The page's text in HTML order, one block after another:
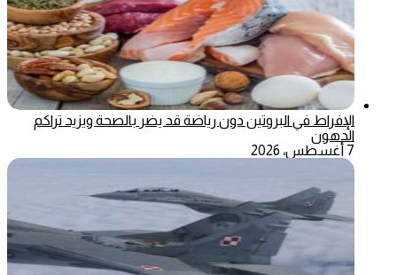
الإفراط في البروتين دون رياضة قد يضر بالصحة ويزيد تراكم
الدهون
7 أغسطس، 2026